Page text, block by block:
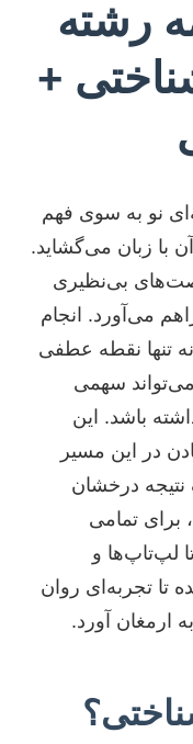
رشته
+
نو به سوی فهم
با زبان می‌گشاید.
بی‌نظیری
می‌آورد. انجام
تنها نقطه عطفی
سهمی
باشد. این
در این مسیر
نتیجه درخشان
برای تمامی
لپ‌تاپ‌ها و
تا تجربه‌ای روان
ارمغان آورد.